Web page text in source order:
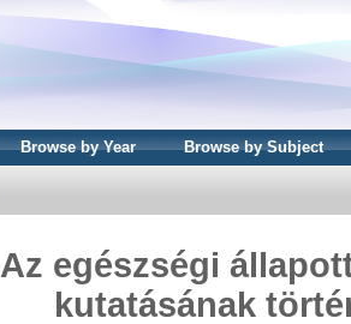
Browse by Year Browse by Subject
Az egészségi
kutatásának